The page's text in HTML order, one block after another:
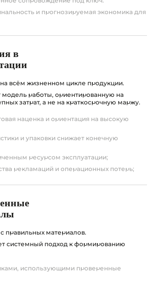
и прогнозируемая экономика для
в
всём жизненном цикле продукции.
модель работы, ориентированную на
затрат, а не на краткосрочную маржу.
наценка и ориентация на высокую
и упаковки снижает конечную
ресурсом эксплуатации;
рекламаций и операционных потерь;
правильных материалов.
системный подход к формированию
использующими проверенные